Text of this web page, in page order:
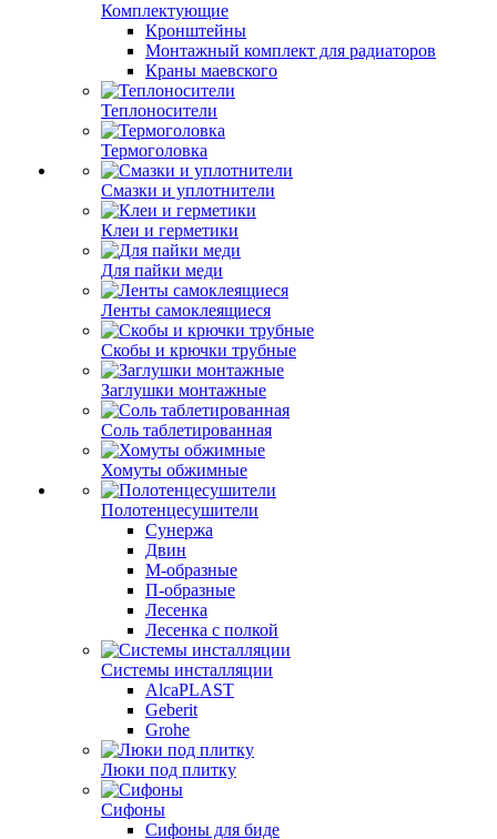
Комплектующие
Кронштейны
Монтажный комплект для радиаторов
Краны маевского
Теплоносители
Термоголовка
Смазки и уплотнители
Клеи и герметики
Для пайки меди
Ленты самоклеящиеся
Скобы и крючки трубные
Заглушки монтажные
Соль таблетированная
Хомуты обжимные
Полотенцесушители
Сунержа
Двин
М-образные
П-образные
Лесенка
Лесенка с полкой
Системы инсталляции
AlcaPLAST
Geberit
Grohe
Люки под плитку
Сифоны
Сифoны для биде